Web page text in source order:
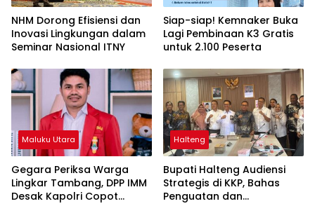
NHM Dorong Efisiensi dan
Inovasi Lingkungan dalam
Seminar Nasional ITNY
Siap-siap! Kemnaker Buka
Lagi Pembinaan K3 Gratis
untuk 2.100 Peserta
Maluku Utara
Gegara Periksa Warga
Lingkar Tambang, DPP IMM
Desak Kapolri Copot
Halteng
Bupati Halteng Audiensi
Strategis di KKP, Bahas
Penguatan dan